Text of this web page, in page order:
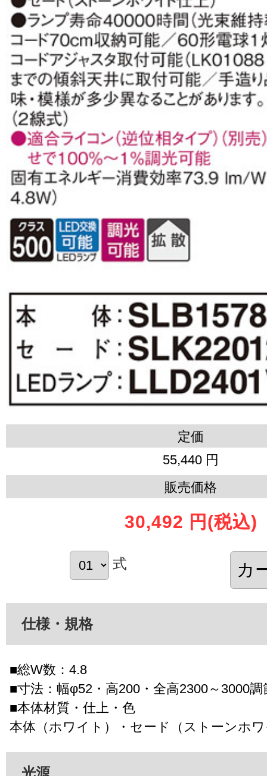
定価
55,440 円
販売価格
30,492 円 (税込)
式
仕様・規格
■総W数：4.8
■寸法：幅φ52・高200・全高2300～3000調
■本体材質・仕上・色
本体（ホワイト）・セード（ストーンホ
光源